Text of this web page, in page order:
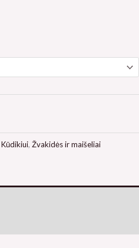
Kūdikiui, Žvakidės ir maišeliai